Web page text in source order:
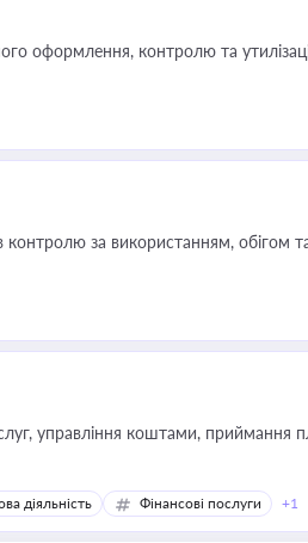
оформлення, контролю та
контролю за використанням, обігом
діяльність Фінансові послуги +1